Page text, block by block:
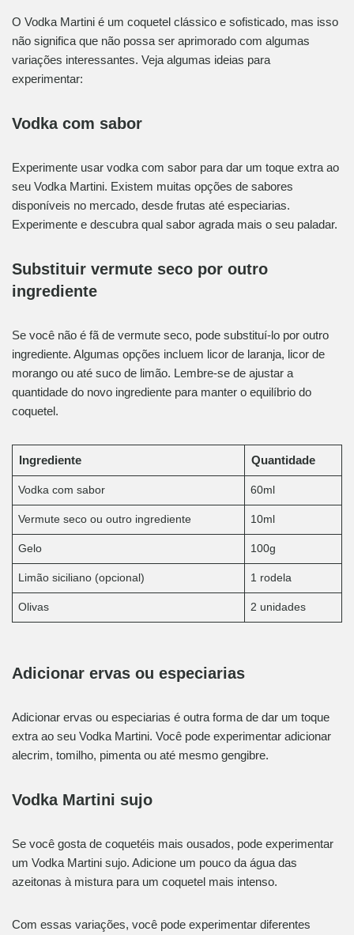
O Vodka Martini é um coquetel clássico e sofisticado, mas isso
não significa que não possa ser aprimorado com algumas
variações interessantes. Veja algumas ideias para
experimentar:
Vodka com sabor
Experimente usar vodka com sabor para dar um toque extra ao
seu Vodka Martini. Existem muitas opções de sabores
disponíveis no mercado, desde frutas até especiarias.
Experimente e descubra qual sabor agrada mais o seu paladar.
Substituir vermute seco por outro
ingrediente
Se você não é fã de vermute seco, pode substituí-lo por outro
ingrediente. Algumas opções incluem licor de laranja, licor de
morango ou até suco de limão. Lembre-se de ajustar a
quantidade do novo ingrediente para manter o equilíbrio do
coquetel.
Ingrediente Quantidade
Vodka com sabor 60ml
Vermute seco ou outro ingrediente 10ml
Gelo 100g
Limão siciliano (opcional) 1 rodela
Olivas 2 unidades
Adicionar ervas ou especiarias
Adicionar ervas ou especiarias é outra forma de dar um toque
extra ao seu Vodka Martini. Você pode experimentar adicionar
alecrim, tomilho, pimenta ou até mesmo gengibre.
Vodka Martini sujo
Se você gosta de coquetéis mais ousados, pode experimentar
um Vodka Martini sujo. Adicione um pouco da água das
azeitonas à mistura para um coquetel mais intenso.
Com essas variações, você pode experimentar diferentes